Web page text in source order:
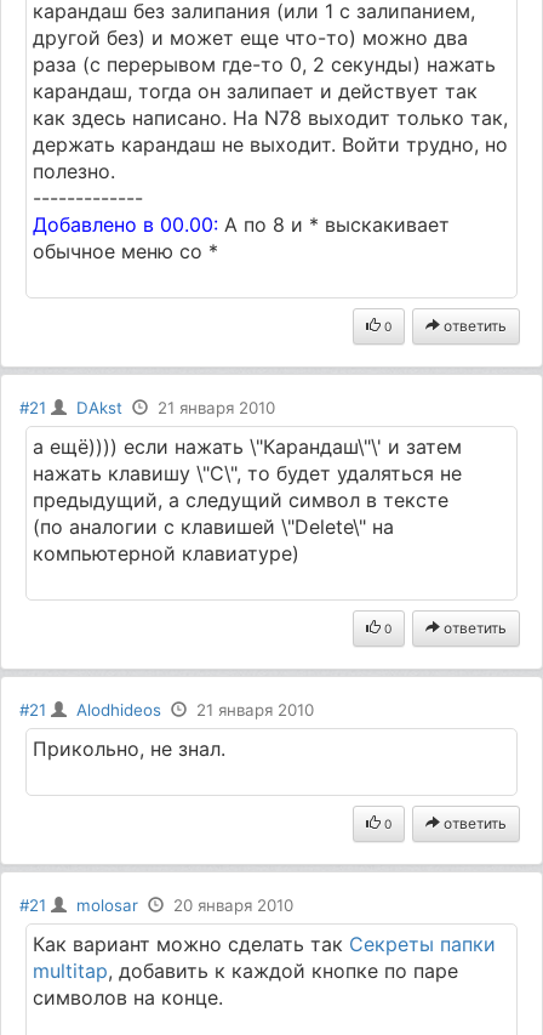
карандаш без залипания (или 1 с залипанием,
другой без) и может еще что-то) можно два
раза (с перерывом где-то 0, 2 секунды) нажать
карандаш, тогда он залипает и действует так
как здесь написано. На N78 выходит только так,
держать карандаш не выходит. Войти трудно, но
полезно.
-------------
Добавлено в 00.00: А по 8 и * выскакивает
обычное меню со *
0 ответить
#21 DAkst 21 января 2010
а ещё)))) если нажать \"Карандаш\"\' и затем
нажать клавишу \"С\", то будет удаляться не
предыдущий, а следущий символ в тексте
(по аналогии с клавишей \"Delete\" на
компьютерной клавиатуре)
0 ответить
#21 Alodhideos 21 января 2010
Прикольно, не знал.
0 ответить
#21 molosar 20 января 2010
Как вариант можно сделать так Секреты папки
multitap, добавить к каждой кнопке по паре
символов на конце.